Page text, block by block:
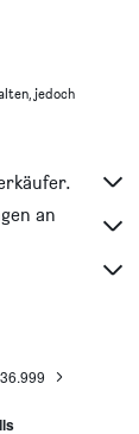
jedoch
an
36.999